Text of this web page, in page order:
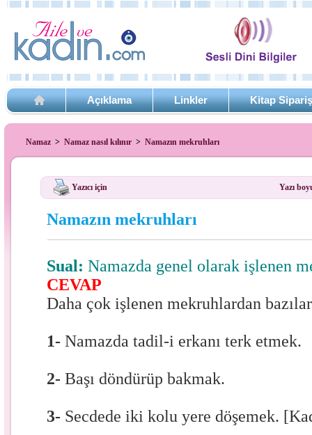
Açıklama Linkler Kitap
Namaz > Namaz nasıl kılınır > Namazın mekruhları
Yazıcı için Yazı
Namazın mekruhları
Sual: Namazda genel olarak işlenen
CEVAP
Daha çok işlenen mekruhlardan
1-Namazda tadil-i erkanı terk etmek.
2-Başı döndürüp bakmak.
3- Secdede iki kolu yere döşemek.